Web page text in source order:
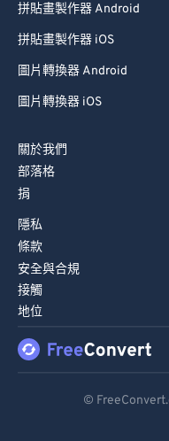
拼貼畫製作器 Android
拼貼畫製作器 iOS
圖片轉換器 Android
圖片轉換器 iOS
關於我們
部落格
捐
隱私
條款
安全與合規
接觸
地位
©